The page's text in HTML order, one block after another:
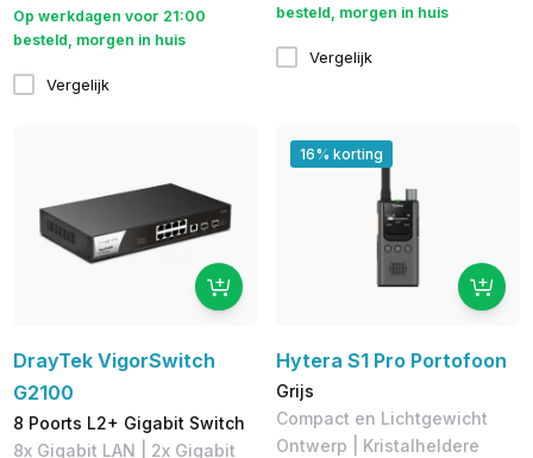
Op werkdagen voor 21:00
besteld, morgen in huis
Vergelijk
besteld, morgen in huis
Vergelijk
DrayTek VigorSwitch
G2100
8 Poorts L2+ Gigabit Switch
8x Gigabit LAN | 2x Gigabit
16% korting
Hytera S1 Pro Portofoon
Grijs
Compact en Lichtgewicht
Ontwerp | Kristalheldere